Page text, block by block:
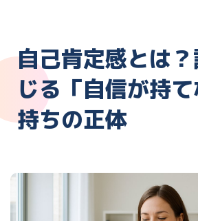
自己肯定感とは
じる「自信が持
持ちの正体